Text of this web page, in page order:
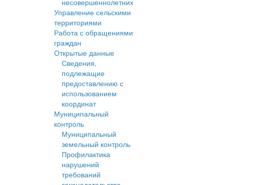
несовершеннолетних
Управление сельскими
территориями
Работа с обращениями
граждан
Открытые данные
Сведения,
подлежащие
предоставлению с
использованием
координат
Муниципальный
контроль
Муниципальный
земельный контроль
Профилактика
нарушений
требований